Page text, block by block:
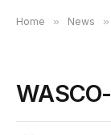
Home » News »